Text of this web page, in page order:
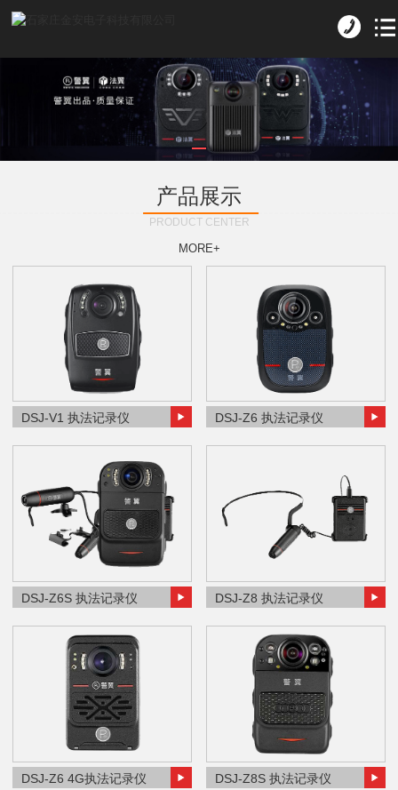
产品展示
PRODUCT CENTER
MORE+
DSJ-V1 执法记录仪 DSJ-Z6 执法记录仪
DSJ-Z6S 执法记录仪 DSJ-Z8 执法记录仪
DSJ-Z6 4G执法记录仪 DSJ-Z8S 执法记录仪